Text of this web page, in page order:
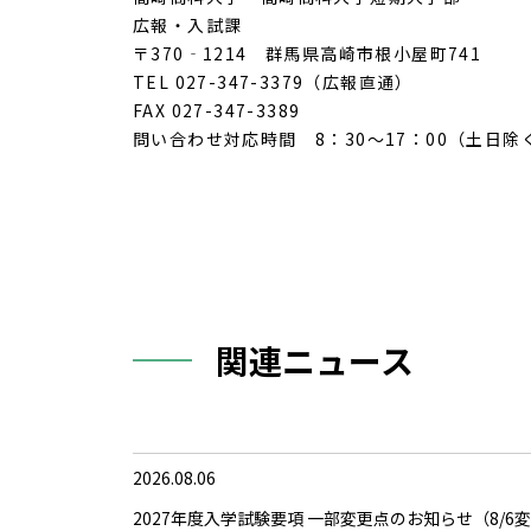
広報・入試課
〒370‐1214 群馬県高崎市根小屋町741
TEL 027-347-3379（広報直通）
FAX 027-347-3389
問い合わせ対応時間 8：30～17：00（土日除
関連ニュース
2026.08.06
2027年度入学試験要項 一部変更点のお知らせ（8/6変